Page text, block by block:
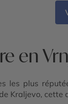
Lovcen
en
les plus
Kraljevo,